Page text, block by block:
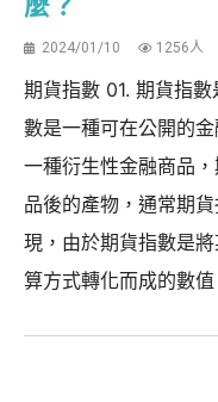
2024/01/10 1256人
期貨指數 01. 期貨指
數是一種可在公開的
一種衍生性金融商品
品後的產物，通常期
現，由於期貨指數是
算方式轉化而成的數